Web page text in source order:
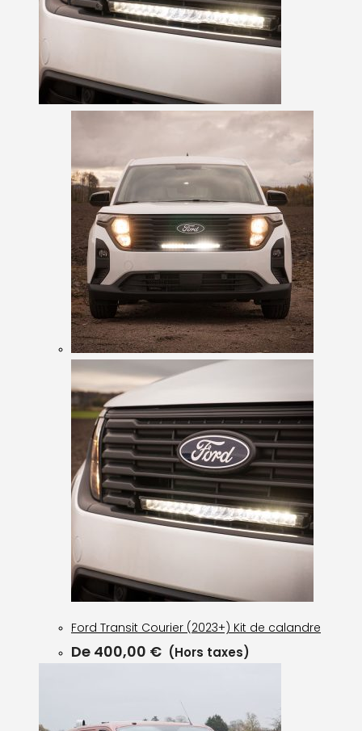
Ford Transit Courier (2023+) Kit de calandre
De 400,00 € (Hors taxes)